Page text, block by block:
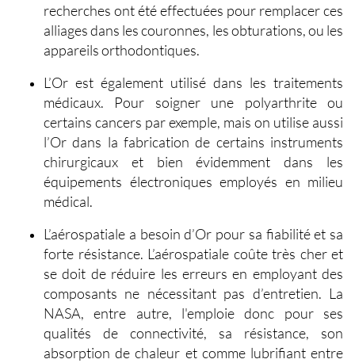
recherches ont été effectuées pour remplacer ces
alliages dans les couronnes, les obturations, ou les
appareils orthodontiques.
L’Or est également utilisé dans les traitements
médicaux. Pour soigner une polyarthrite ou
certains cancers par exemple, mais on utilise aussi
l’Or dans la fabrication de certains instruments
chirurgicaux et bien évidemment dans les
équipements électroniques employés en milieu
médical.
L’aérospatiale a besoin d’Or pour sa fiabilité et sa
forte résistance. L’aérospatiale coûte très cher et
se doit de réduire les erreurs en employant des
composants ne nécessitant pas d’entretien. La
NASA, entre autre, l'emploie donc pour ses
qualités de connectivité, sa résistance, son
absorption de chaleur et comme lubrifiant entre